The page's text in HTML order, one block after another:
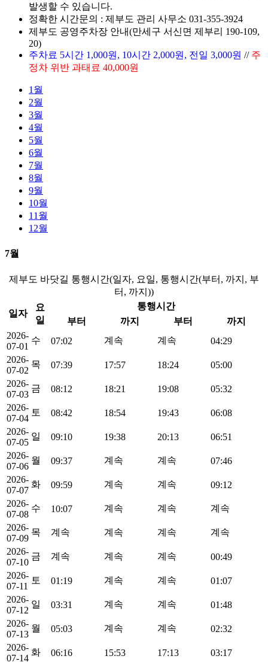
발생할 수 있습니다.
정확한 시간문의 : 제부도 관리 사무소 031-355-3924
제부도 공영주차장 안내(만세구 서신면 제부리 190-109,
20)
주차료 5시간 1,000원, 10시간 2,000원, 전일 3,000원 // 주
정차 위반 과태료 40,000원
1월
2월
3월
4월
5월
6월
7월
8월
9월
10월
11월
12월
7월
제부도 바닷길 통행시간(일자, 요일, 통행시간(부터, 까지, 부
터, 까지))
일자
요
일
통행시간
부터
까지 부터
까지
2026-
07-01
수 07:02 계속 계속
04:29
2026-
07-02
목 07:39 17:57 18:24
05:00
2026-
07-03
금 08:12 18:21 19:08
05:32
2026-
07-04
토 08:42 18:54 19:43
06:08
2026-
07-05
일 09:10 19:38 20:13
06:51
2026-
07-06
월 09:37 계속 계속
07:46
2026-
07-07
화 09:59 계속 계속
09:12
2026-
07-08
수 10:07 계속 계속
계속
2026-
07-09
목 계속 계속 계속
계속
2026-
07-10
금 계속 계속 계속
00:49
2026-
07-11
토 01:19 계속 계속
01:07
2026-
07-12
일 03:31 계속 계속
01:48
2026-
07-13
월 05:03 계속 계속
02:32
2026-
07-14
화 06:16 15:53 17:13
03:17